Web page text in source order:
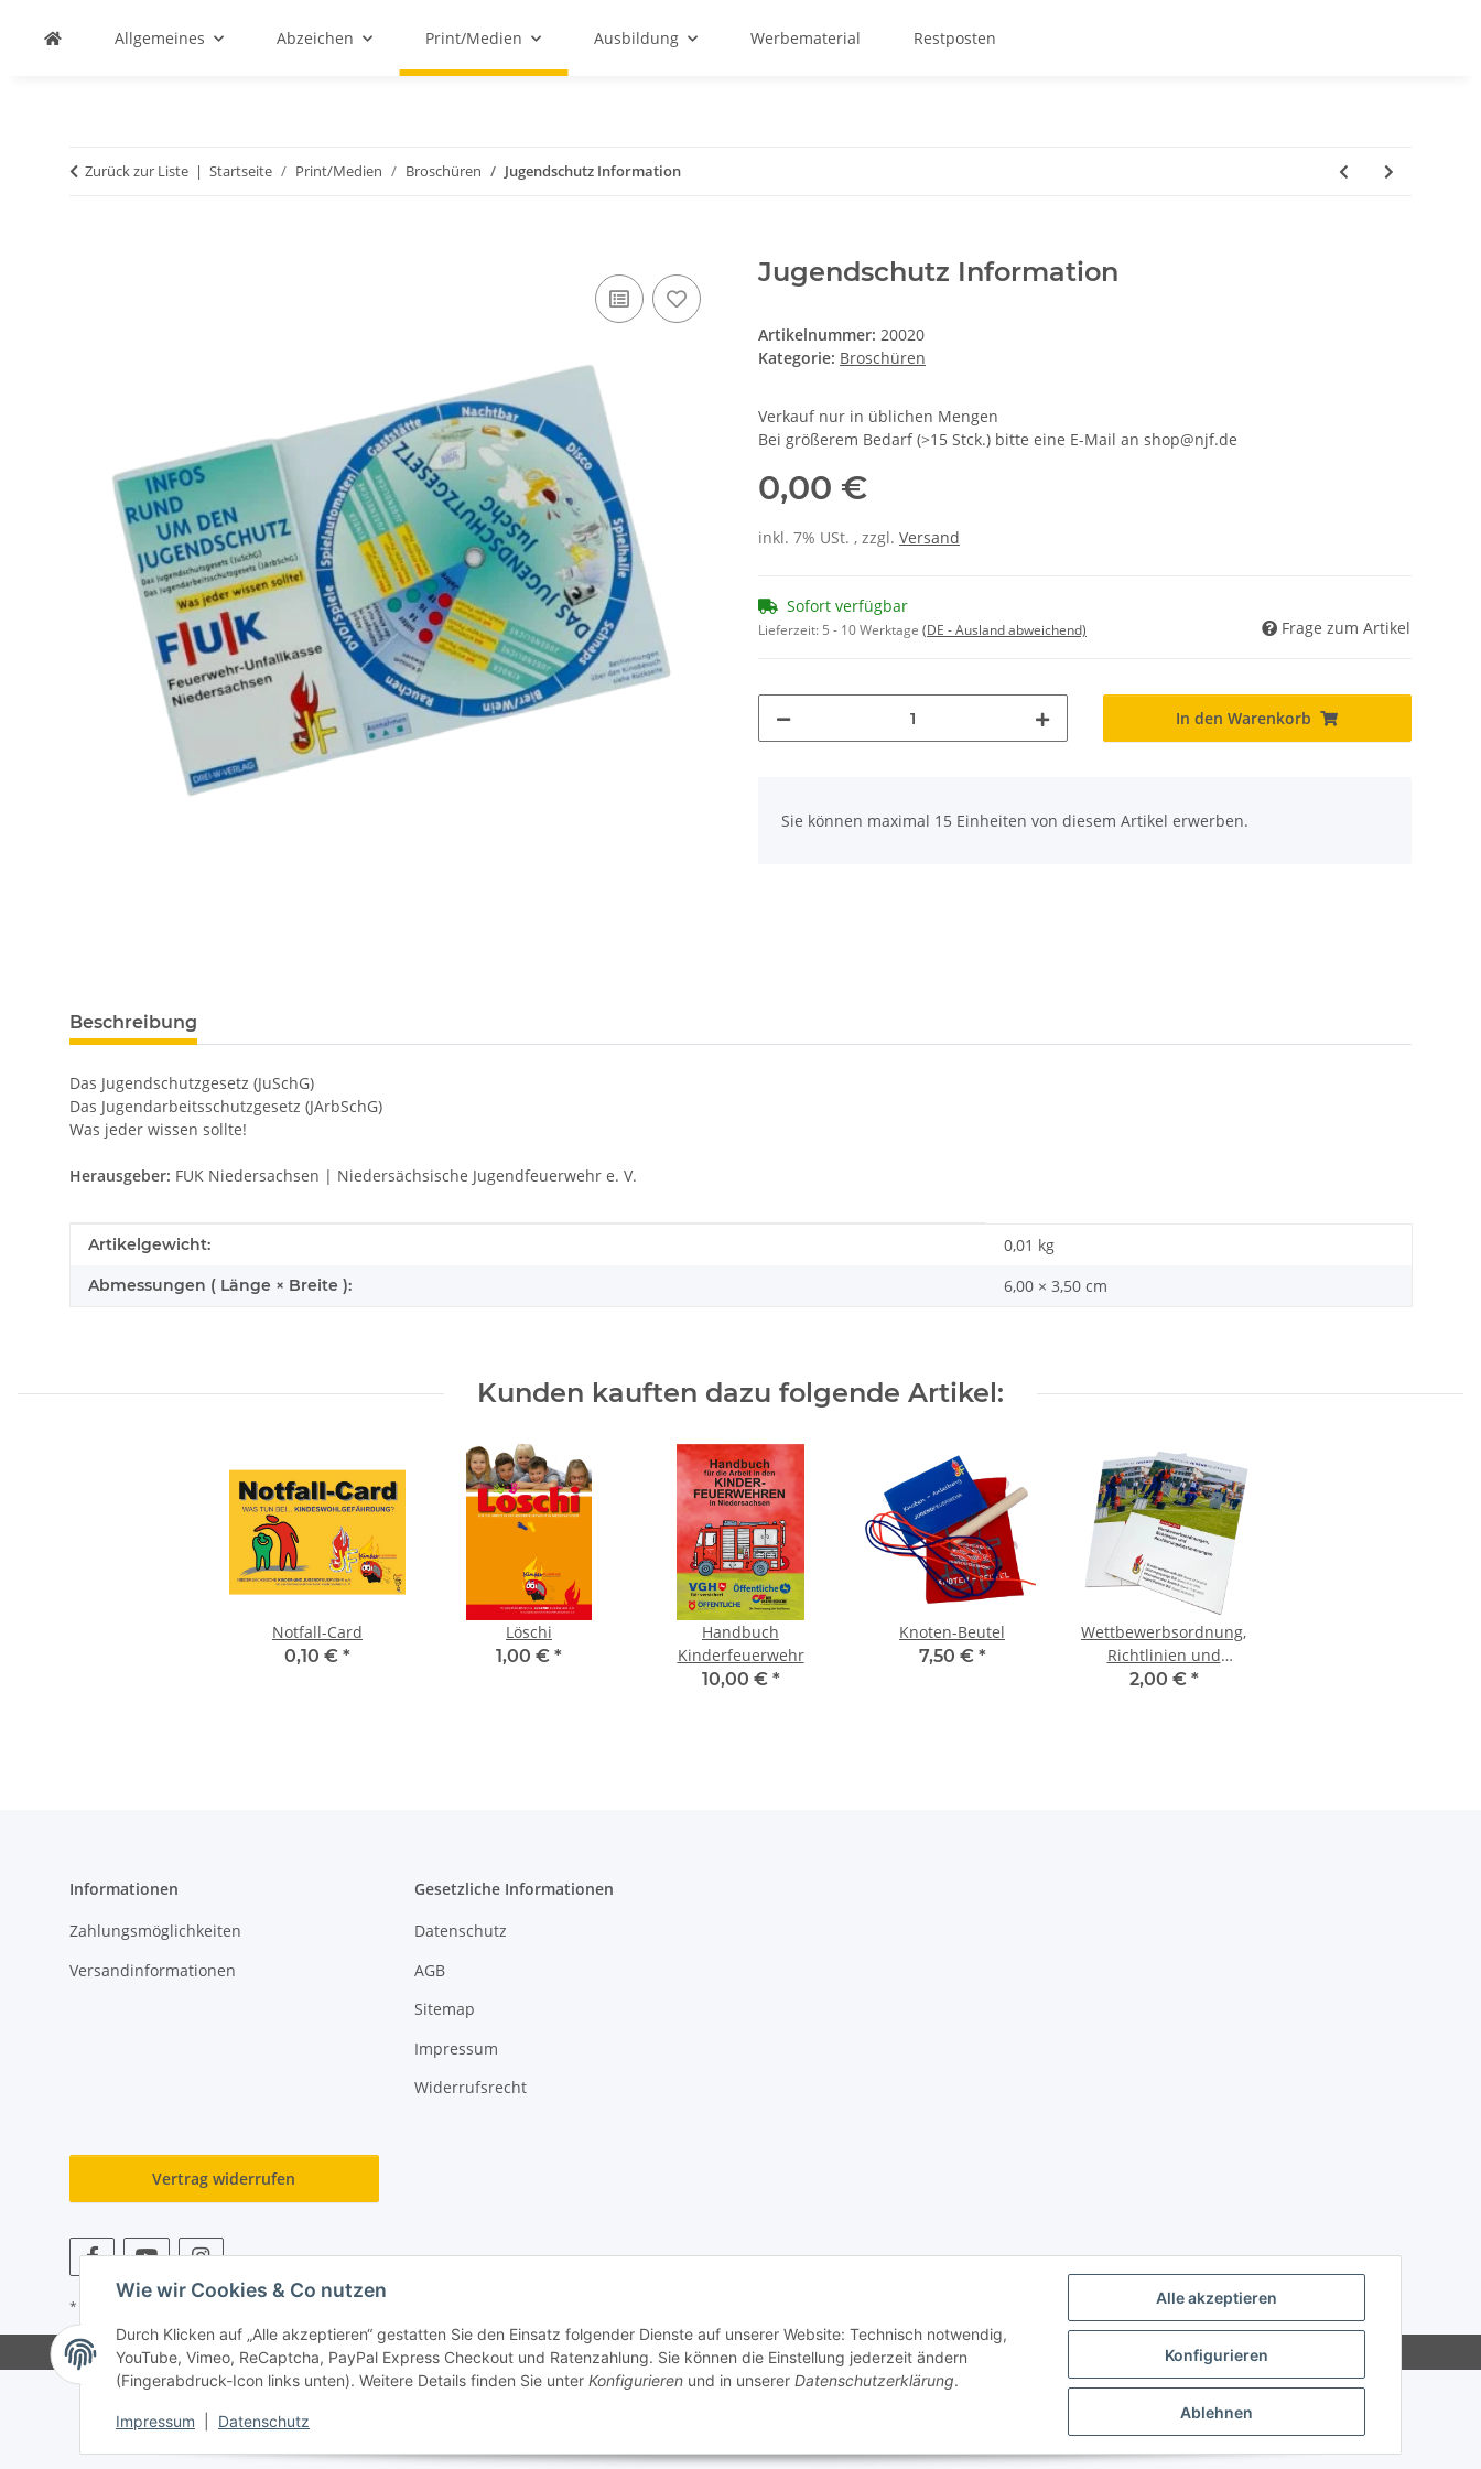
Alle akzeptieren
Konfigurieren
Ablehnen
Wie wir Cookies & Co nutzen
Durch Klicken auf „Alle akzeptieren“ gestatten Sie den Einsatz folgender Dienste auf unserer Website: Technisch notwendig,
YouTube, Vimeo, ReCaptcha, PayPal Express Checkout und Ratenzahlung. Sie können die Einstellung jederzeit ändern
(Fingerabdruck-Icon links unten). Weitere Details finden Sie unter Konfigurieren und in unserer Datenschutzerklärung.
Impressum Datenschutz
Allgemeines Abzeichen Print/Medien Ausbildung Werbematerial Restposten
Zurück zur Liste Startseite Print/Medien Broschüren Jugendschutz Information
Jugendschutz Information
Artikelnummer: 20020
Kategorie: Broschüren
Verkauf nur in üblichen Mengen
Bei größerem Bedarf (>15 Stck.) bitte eine E-Mail an shop@njf.de
0,00 €
inkl. 7% USt. , zzgl. Versand
Sofort verfügbar
Lieferzeit: 5 - 10 Werktage (DE - Ausland abweichend) Frage zum Artikel
In den Warenkorb
Sie können maximal 15 Einheiten von diesem Artikel erwerben.
Beschreibung
Das Jugendschutzgesetz (JuSchG)
Das Jugendarbeitsschutzgesetz (JArbSchG)
Was jeder wissen sollte!
Herausgeber: FUK Niedersachsen | Niedersächsische Jugendfeuerwehr e. V.
Produkteigenschaft
Wert
Artikelgewicht: 0,01 kg
Abmessungen ( Länge × Breite ): 6,00 × 3,50 cm
Kunden kauften dazu folgende Artikel:
Notfall-Card
0,10 € *
Löschi
1,00 € *
Handbuch
Kinderfeuerwehr
10,00 € *
Knoten-Beutel
7,50 € *
Wettbewerbsordnung,
Richtlinien und
Ausführungsbestimmungen
2,00 € *
Informationen
Zahlungsmöglichkeiten
Versandinformationen
Gesetzliche Informationen
Datenschutz
AGB
Sitemap
Impressum
Widerrufsrecht
Vertrag widerrufen
* Alle Preise inkl. gesetzlicher USt., zzgl.